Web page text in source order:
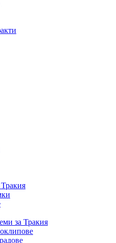
за Тракия